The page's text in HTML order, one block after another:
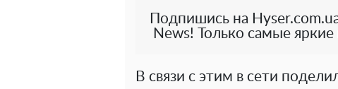
Подпишись на
News! Только самые яркие
В связи с этим в сети